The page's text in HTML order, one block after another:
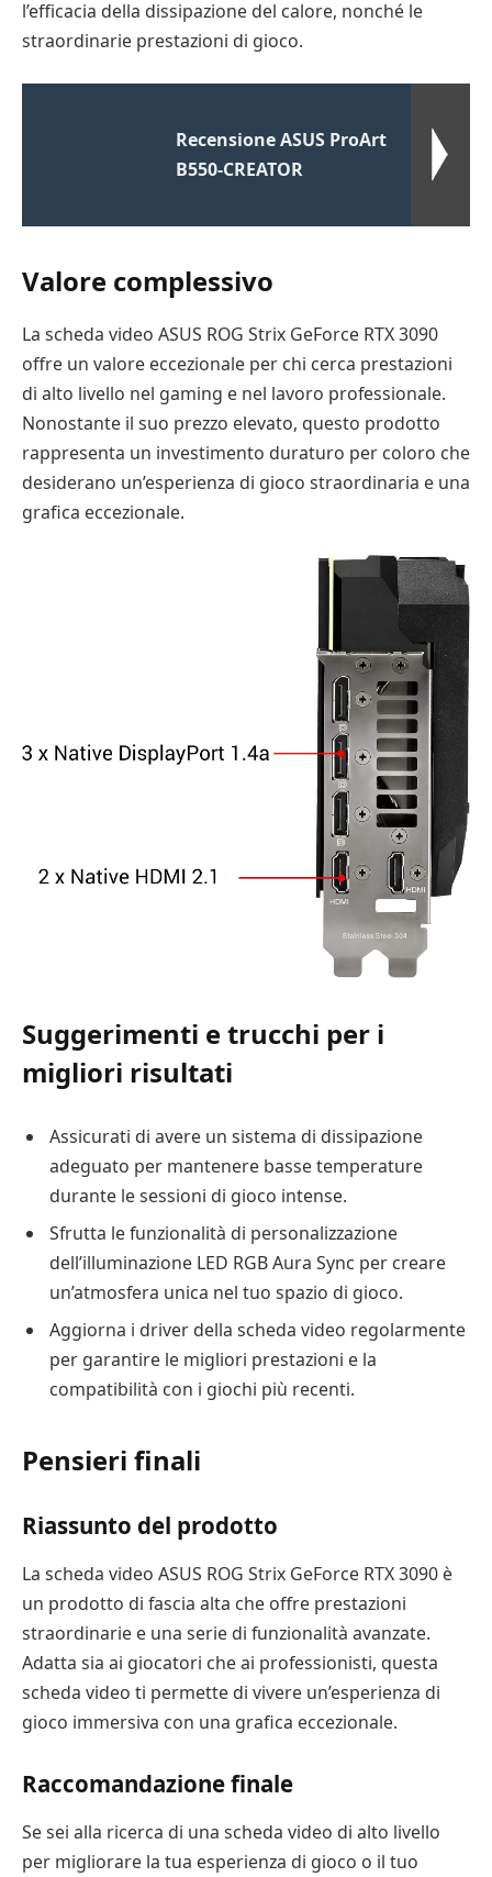
l’efficacia della dissipazione del calore, nonché le
straordinarie prestazioni di gioco.
Recensione ASUS ProArt
B550-CREATOR
Valore complessivo
La scheda video ASUS ROG Strix GeForce RTX 3090
offre un valore eccezionale per chi cerca prestazioni
di alto livello nel gaming e nel lavoro professionale.
Nonostante il suo prezzo elevato, questo prodotto
rappresenta un investimento duraturo per coloro che
desiderano un’esperienza di gioco straordinaria e una
grafica eccezionale.
Suggerimenti e trucchi per i
migliori risultati
Assicurati di avere un sistema di dissipazione
adeguato per mantenere basse temperature
durante le sessioni di gioco intense.
Sfrutta le funzionalità di personalizzazione
dell’illuminazione LED RGB Aura Sync per creare
un’atmosfera unica nel tuo spazio di gioco.
Aggiorna i driver della scheda video regolarmente
per garantire le migliori prestazioni e la
compatibilità con i giochi più recenti.
Pensieri finali
Riassunto del prodotto
La scheda video ASUS ROG Strix GeForce RTX 3090 è
un prodotto di fascia alta che offre prestazioni
straordinarie e una serie di funzionalità avanzate.
Adatta sia ai giocatori che ai professionisti, questa
scheda video ti permette di vivere un’esperienza di
gioco immersiva con una grafica eccezionale.
Raccomandazione finale
Se sei alla ricerca di una scheda video di alto livello
per migliorare la tua esperienza di gioco o il tuo